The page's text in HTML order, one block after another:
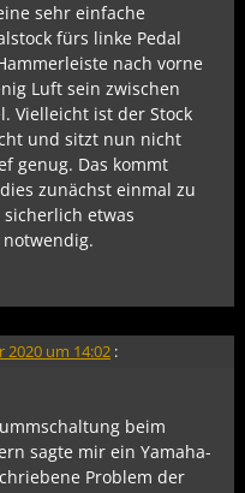
sehr einfache
fürs linke Pedal
nach vorne
Luft sein zwischen
Vielleicht ist der Stock
und sitzt nun nicht
genug. Das kommt
zunächst einmal zu
etwas
2020 um 14:02 :
beim
sagte mir ein Yamaha-
Problem der